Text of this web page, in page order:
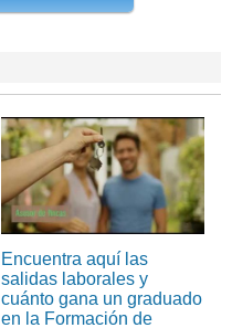
Encuentra aquí las
salidas laborales y
cuánto gana un graduado
en la Formación de